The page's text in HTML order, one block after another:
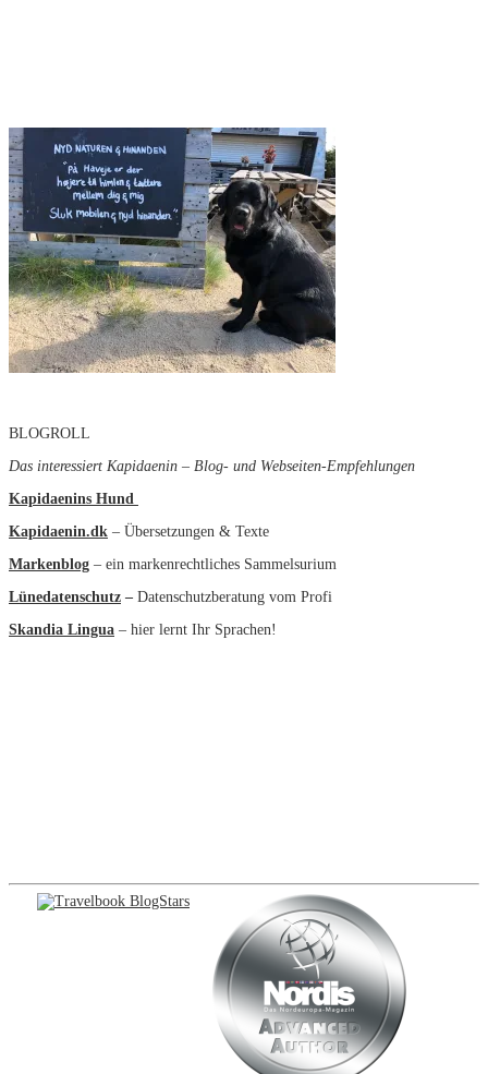
BLOGROLL
Das interessiert Kapidaenin – Blog- und Webseiten-Empfehlungen
Kapidaenins Hund
Kapidaenin.dk – Übersetzungen & Texte
Markenblog – ein markenrechtliches Sammelsurium
Lünedatenschutz – Datenschutzberatung vom Profi
Skandia Lingua – hier lernt Ihr Sprachen!